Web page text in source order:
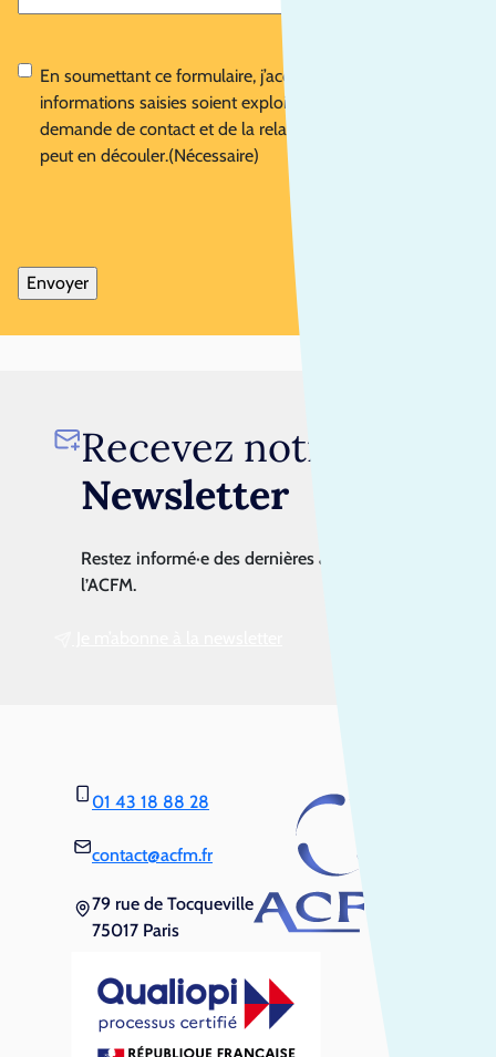
RGPD(Nécessaire)
En soumettant ce formulaire, j’accepte que les
informations saisies soient exploitées dans le cadre de la
demande de contact et de la relation commerciale qui
peut en découler.(Nécessaire)
Recevez notre
Newsletter
Restez informé·e des dernières actualités de
l’ACFM.
01 43 18 88 28
contact@acfm.fr
79 rue de Tocqueville
75017 Paris